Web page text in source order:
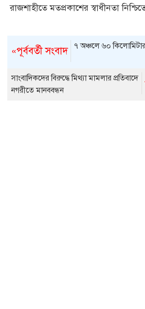
রাজশাহীতে মতপ্রকাশের স্বাধীনতা
«পূর্ববর্তী সংবাদ ৭ অঞ্চলে ৬০
সাংবাদিকদের বিরুদ্ধে মিথ্যা মামলার প্রতিবাদে
নগরীতে মানববন্ধন